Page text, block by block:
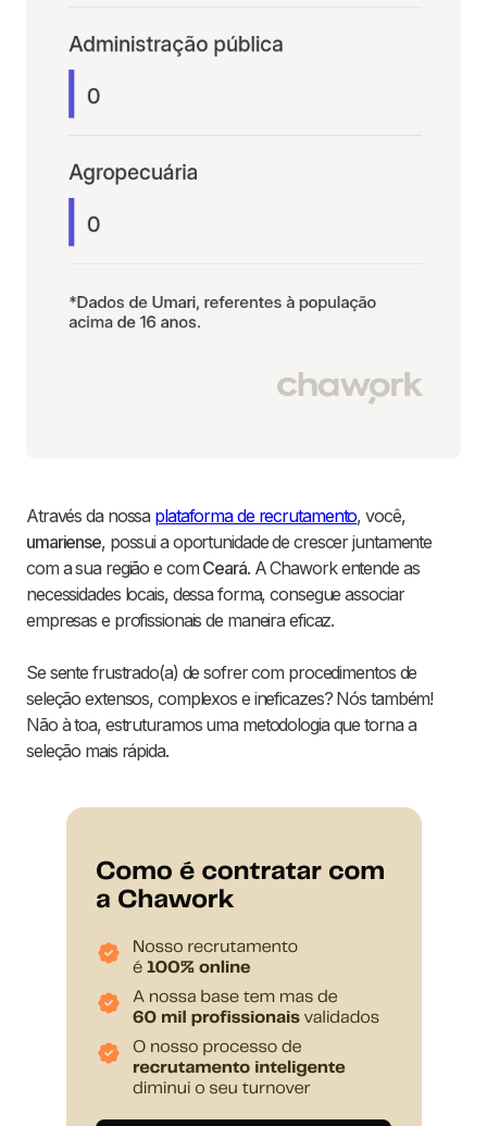
Através da nossa plataforma de recrutamento, você,
umariense, possui a oportunidade de crescer juntamente
com a sua região e com Ceará. A Chawork entende as
necessidades locais, dessa forma, consegue associar
empresas e profissionais de maneira eficaz.
Se sente frustrado(a) de sofrer com procedimentos de
seleção extensos, complexos e ineficazes? Nós também!
Não à toa, estruturamos uma metodologia que torna a
seleção mais rápida.